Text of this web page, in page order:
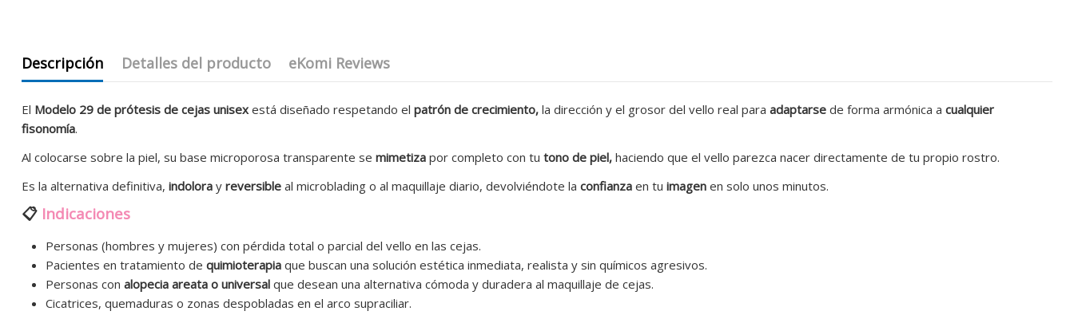
Descripción Detalles del producto eKomi Reviews
El Modelo 29 de prótesis de cejas unisexestá diseñado respetando el patrón de crecimiento, la dirección y el grosor del vello real para adaptarse de forma armónica a cualquier
fisonomía.
Al colocarse sobre la piel, su base microporosa transparente se mimetiza por completo con tu tono de piel, haciendo que el vello parezca nacer directamente de tu propio rostro.
Es la alternativa definitiva, indolora y reversible al microblading o al maquillaje diario, devolviéndote la confianza en tu imagen en solo unos minutos.
📋 Indicaciones
Personas (hombres y mujeres) con pérdida total o parcial del vello en las cejas.
Pacientes en tratamiento de quimioterapia que buscan una solución estética inmediata, realista y sin químicos agresivos.
Personas con alopecia areata o universal que desean una alternativa cómoda y duradera al maquillaje de cejas.
Cicatrices, quemaduras o zonas despobladas en el arco supraciliar.